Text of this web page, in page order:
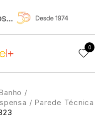
0
/
/ Parede Técnica